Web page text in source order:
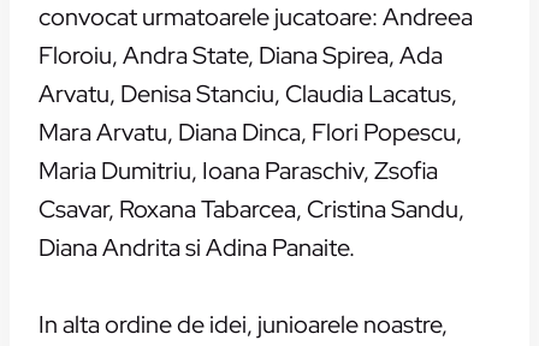
convocat urmatoarele jucatoare: Andreea
Floroiu, Andra State, Diana Spirea, Ada
Arvatu, Denisa Stanciu, Claudia Lacatus,
Mara Arvatu, Diana Dinca, Flori Popescu,
Maria Dumitriu, Ioana Paraschiv, Zsofia
Csavar, Roxana Tabarcea, Cristina Sandu,
Diana Andrita si Adina Panaite.
In alta ordine de idei, junioarele noastre,